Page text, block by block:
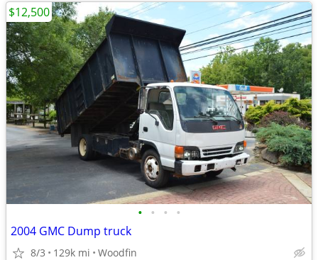
• • • •
2004 GMC Dump truck
8/3 129k mi Woodfin
$12,500